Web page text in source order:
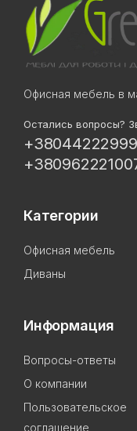
Офисная мебель в
Остались вопросы?
Категории
Офисная мебель
Диваны
Информация
Вопросы-ответы
О компании
Пользовательское
соглашение